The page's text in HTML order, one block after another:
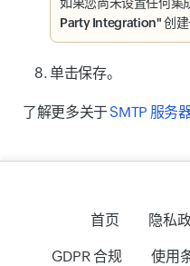
Party Integration"创建
单击保存。
了解更多关于SMTP 服务
首页 隐私
GDPR 合规 使用